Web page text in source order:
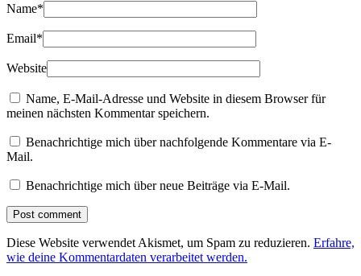
Name*
Email*
Website
Name, E-Mail-Adresse und Website in diesem Browser für
meinen nächsten Kommentar speichern.
Benachrichtige mich über nachfolgende Kommentare via E-
Mail.
Benachrichtige mich über neue Beiträge via E-Mail.
Diese Website verwendet Akismet, um Spam zu reduzieren. Erfahre,
wie deine Kommentardaten verarbeitet werden.